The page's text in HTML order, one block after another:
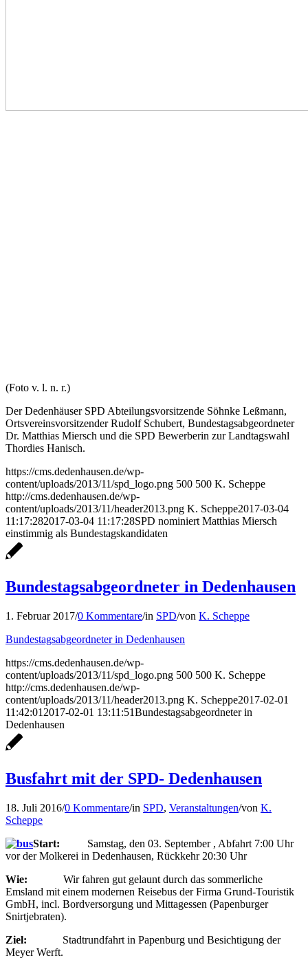
(Foto v. l. n. r.)
Der Dedenhäuser SPD Abteilungsvorsitzende Söhnke Leßmann,
Ortsvereinsvorsitzender Rudolf Schubert, Bundestagsabgeordneter
Dr. Matthias Miersch und die SPD Bewerberin zur Landtagswahl
Thordies Hanisch.
https://cms.dedenhausen.de/wp-
content/uploads/2013/11/spd_logo.png 500 500 K. Scheppe
http://cms.dedenhausen.de/wp-
content/uploads/2013/11/header2013.png K. Scheppe2017-03-04
11:17:282017-03-04 11:17:28SPD nominiert Matthias Miersch
einstimmig als Bundestagskandidaten
Bundestagsabgeordneter in Dedenhausen
1. Februar 2017/0 Kommentare/in SPD/von K. Scheppe
Bundestagsabgeordneter in Dedenhausen
https://cms.dedenhausen.de/wp-
content/uploads/2013/11/spd_logo.png 500 500 K. Scheppe
http://cms.dedenhausen.de/wp-
content/uploads/2013/11/header2013.png K. Scheppe2017-02-01
11:42:01 2017-02-01 13:11:51Bundestagsabgeordneter in
Dedenhausen
Busfahrt mit der SPD- Dedenhausen
18. Juli 2016/0 Kommentare/in SPD, Veranstaltungen/von K.
Scheppe
Start:
Samstag, den 03. September , Abfahrt 7:00 Uhr
vor der Molkerei in Dedenhausen, Rückkehr 20:30 Uhr
Wie: Wir fahren gut gelaunt durch das sommerliche
Emsland mit einem modernen Reisebus der Firma Grund-Touristik
GmbH, incl. Bordversorgung und Mittagessen (Papenburger
Snirtjebraten).
Ziel: Stadtrundfahrt in Papenburg und Besichtigung der
Meyer Werft.